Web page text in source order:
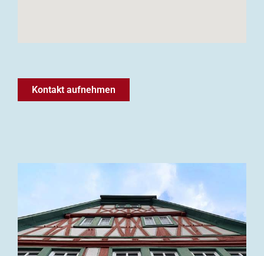
Kontakt aufnehmen